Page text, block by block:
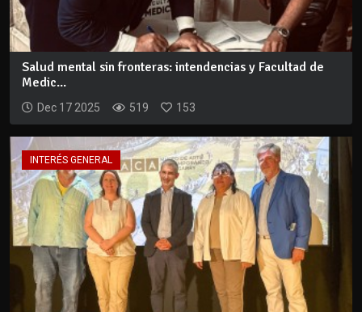
Salud mental sin fronteras: intendencias y Facultad de
Medic...
Dec 17 2025 519 153
INTERÉS GENERAL